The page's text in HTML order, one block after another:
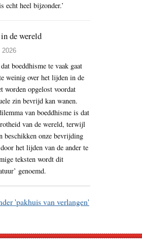
echt heel bijzonder.’
de wereld
2026
boeddhisme te vaak gaat
weinig over het lijden in de
worden opgelost voordat
zin bevrijd kan wanen.
van boeddhisme is dat
van de wereld, terwijl
beschikken onze bevrijding
het lijden van de ander te
teksten wordt dit
genoemd.
'pakhuis van verlangen'